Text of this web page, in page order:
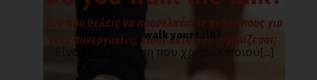
Do you walk your talk?
Είναι μια έκφραση που χρησιμοποιού[...]